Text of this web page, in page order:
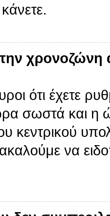
χρονοζώνη
ότι έχετε
σωστά και η
κεντρικού
να